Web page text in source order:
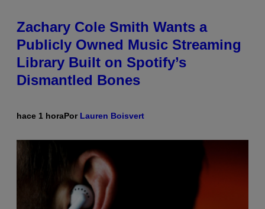
Zachary Cole Smith Wants a
Publicly Owned Music Streaming
Library Built on Spotify’s
Dismantled Bones
hace 1 horaPor Lauren Boisvert